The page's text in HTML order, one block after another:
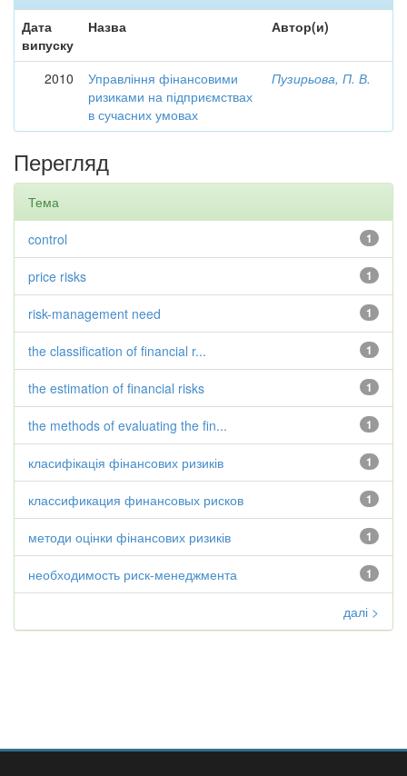
Дата
випуску
Назва Автор(и)
2010
Управління фінансовими
ризиками на підприємствах
в сучасних умовах
Пузирьова, П. В.
Перегляд
Тема
1
control
1
price risks
1
risk-management need
1
the classification of financial r...
1
the estimation of financial risks
1
the methods of evaluating the fin...
1
класифікація фінансових ризиків
1
классификация финансовых рисков
1
методи оцінки фінансових ризиків
1
необходимость риск-менеджмента
далі >